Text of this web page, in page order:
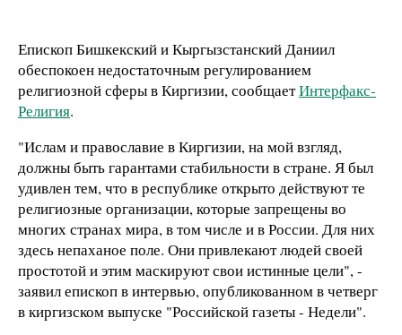
Епископ Бишкекский и Кыргызстанский Даниил
обеспокоен недостаточным регулированием
религиозной сферы в Киргизии, сообщаетИнтерфакс-
Религия.
"Ислам и православие в Киргизии, на мой взгляд,
должны быть гарантами стабильности в стране. Я был
удивлен тем, что в республике открыто действуют те
религиозные организации, которые запрещены во
многих странах мира, в том числе и в России. Для них
здесь непаханое поле. Они привлекают людей своей
простотой и этим маскируют свои истинные цели", -
заявил епископ в интервью, опубликованном в четверг
в киргизском выпуске "Российской газеты - Недели".